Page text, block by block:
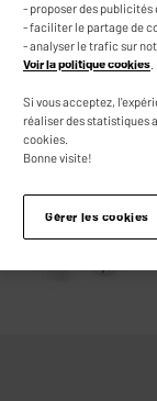
- proposer des
- faciliter le partage de
- analyser le trafic sur
Voir la politique cookies
Si vous acceptez,
réaliser des statistiques
cookies.
Bonne visite!
Gérer les cookies